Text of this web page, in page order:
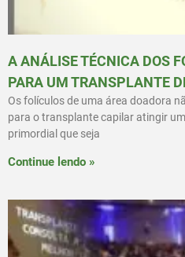
A ANÁLISE TÉCNICA DOS
PARA UM TRANSPLANTE
Os folículos de uma área doadora
para o transplante capilar atingir
primordial que seja
Continue lendo »